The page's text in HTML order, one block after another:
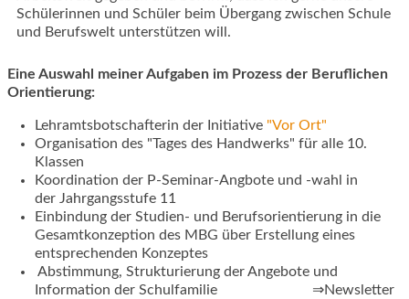
Schülerinnen und Schüler beim Übergang zwischen Schule
und Berufswelt unterstützen will.
Eine Auswahl meiner Aufgaben im Prozess der Beruflichen
Orientierung:
Lehramtsbotschafterin der Initiative "Vor Ort"
Organisation des "Tages des Handwerks" für alle 10.
Klassen
Koordination der P-Seminar-Angbote und -wahl in
der Jahrgangsstufe 11
Einbindung der Studien- und Berufsorientierung in die
Gesamtkonzeption des MBG über Erstellung eines
entsprechenden Konzeptes
Abstimmung, Strukturierung der Angebote und
Information der Schulfamilie ⇒Newsletter